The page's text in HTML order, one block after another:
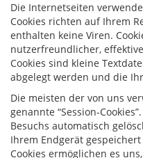
Die Internetseiten
Cookies richten auf Ihrem
enthalten keine Viren.
nutzerfreundlicher,
Cookies sind kleine
abgelegt werden und die
Die meisten der von uns
genannte “Session-
Besuchs automatisch
Ihrem Endgerät
Cookies ermöglichen es